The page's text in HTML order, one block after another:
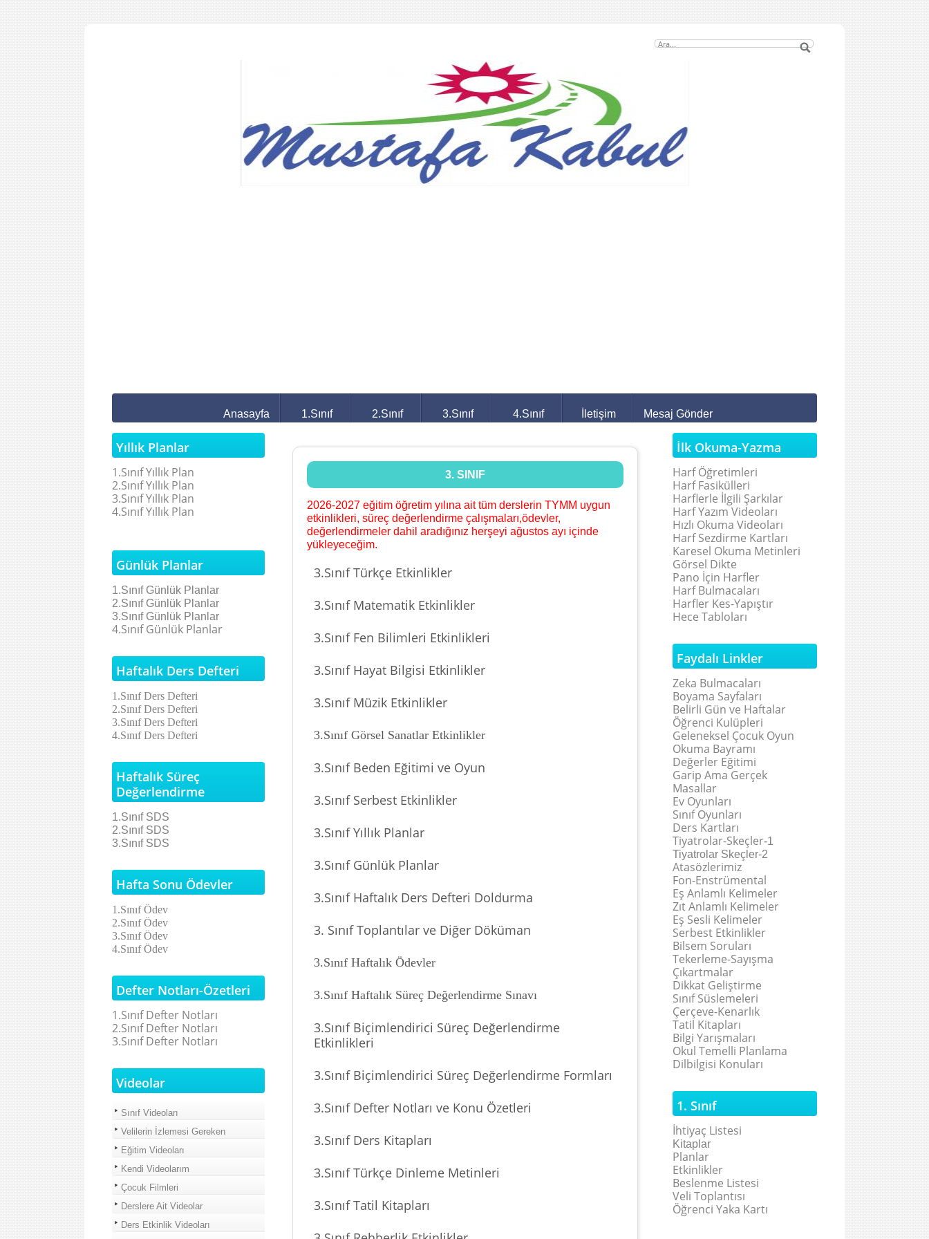
Anasayfa 1.Sınıf 2.Sınıf 3.Sınıf 4.Sınıf İletişim Mesaj Gönder
Yıllık Planlar
1.Sınıf Yıllık Plan
2.Sınıf Yıllık Plan
3.Sınıf Yıllık Plan
4.Sınıf Yıllık Plan
Günlük Planlar
1.Sınıf Günlük Planlar
2.Sınıf Günlük Planlar
3.Sınıf Günlük Planlar
4.SınıfGünlük Planlar
Haftalık Ders Defteri
1.Sınıf Ders Defteri
2.Sınıf Ders Defteri
3.Sınıf Ders Defteri
4.Sınıf Ders Defteri
Haftalık Süreç
Değerlendirme
1.Sınıf SDS
2.Sınıf SDS
3.Sınıf SDS
Hafta Sonu Ödevler
1.Sınıf Ödev
2.Sınıf Ödev
3.Sınıf Ödev
4.Sınıf Ödev
Defter Notları-Özetleri
1.Sınıf Defter Notları
2.Sınıf Defter Notları
3.Sınıf Defter Notları
Videolar
Sınıf Videoları
Velilerin İzlemesi Gereken
Eğitim Videoları
Kendi Videolarım
Çocuk Filmleri
Derslere Ait Videolar
Ders Etkinlik Videoları
3. SINIF
2026-2027 eğitim öğretim yılına ait tüm derslerin TYMM uygun
etkinlikleri, süreç değerlendirme çalışmaları,ödevler,
değerlendirmeler dahil aradığınız herşeyi ağustos ayı içinde
yükleyeceğim.
3.Sınıf Türkçe Etkinlikler
3.Sınıf Matematik Etkinlikler
3.Sınıf Fen Bilimleri Etkinlikleri
3.Sınıf Hayat Bilgisi Etkinlikler
3.Sınıf Müzik Etkinlikler
3.Sınıf Görsel Sanatlar Etkinlikler
3.Sınıf Beden Eğitimi ve Oyun
3.Sınıf Serbest Etkinlikler
3.Sınıf Yıllık Planlar
3.Sınıf Günlük Planlar
3.Sınıf Haftalık Ders Defteri Doldurma
3. Sınıf Toplantılar ve Diğer Döküman
3.Sınıf Haftalık Ödevler
3.Sınıf Haftalık Süreç Değerlendirme Sınavı
3.Sınıf Biçimlendirici Süreç Değerlendirme
Etkinlikleri
3.Sınıf Biçimlendirici Süreç Değerlendirme Formları
3.Sınıf Defter Notları ve Konu Özetleri
3.Sınıf Ders Kitapları
3.Sınıf Türkçe Dinleme Metinleri
3.Sınıf Tatil Kitapları
İlk Okuma-Yazma
Harf Öğretimleri
Harf Fasikülleri
Harflerle İlgili Şarkılar
Harf Yazım Videoları
Hızlı Okuma Videoları
Harf Sezdirme Kartları
Karesel Okuma Metinleri
Görsel Dikte
Pano İçin Harfler
Harf Bulmacaları
Harfler Kes-Yapıştır
Hece Tabloları
Faydalı Linkler
Zeka Bulmacaları
Boyama Sayfaları
Belirli Gün ve Haftalar
Öğrenci Kulüpleri
Geleneksel Çocuk Oyun
Okuma Bayramı
Değerler Eğitimi
Garip Ama Gerçek
Masallar
Ev Oyunları
Sınıf Oyunları
Ders Kartları
Tiyatrolar-Skeçler-1
Tiyatrolar Skeçler-2
Atasözlerimiz
Fon-Enstrümental
Eş Anlamlı Kelimeler
Zıt Anlamlı Kelimeler
Eş Sesli Kelimeler
Serbest Etkinlikler
Bilsem Soruları
Tekerleme-Sayışma
Çıkartmalar
Dikkat Geliştirme
Sınıf Süslemeleri
Çerçeve-Kenarlık
Tatil Kitapları
Bilgi Yarışmaları
Okul Temelli Planlama
Dilbilgisi Konuları
1. Sınıf
İhtiyaç Listesi
Kitaplar
Planlar
Etkinlikler
Beslenme Listesi
Veli Toplantısı
Öğrenci Yaka Kartı